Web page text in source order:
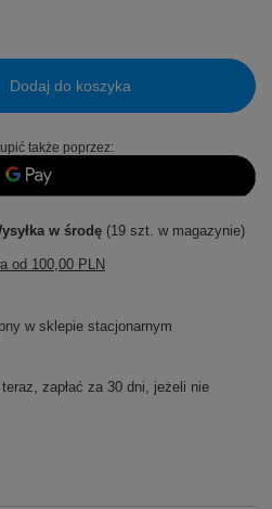
Dodaj do koszyka
także poprzez:
w środę (19 szt. w magazynie)
od 100,00 PLN
w sklepie stacjonarnym
zapłać za 30 dni, jeżeli nie